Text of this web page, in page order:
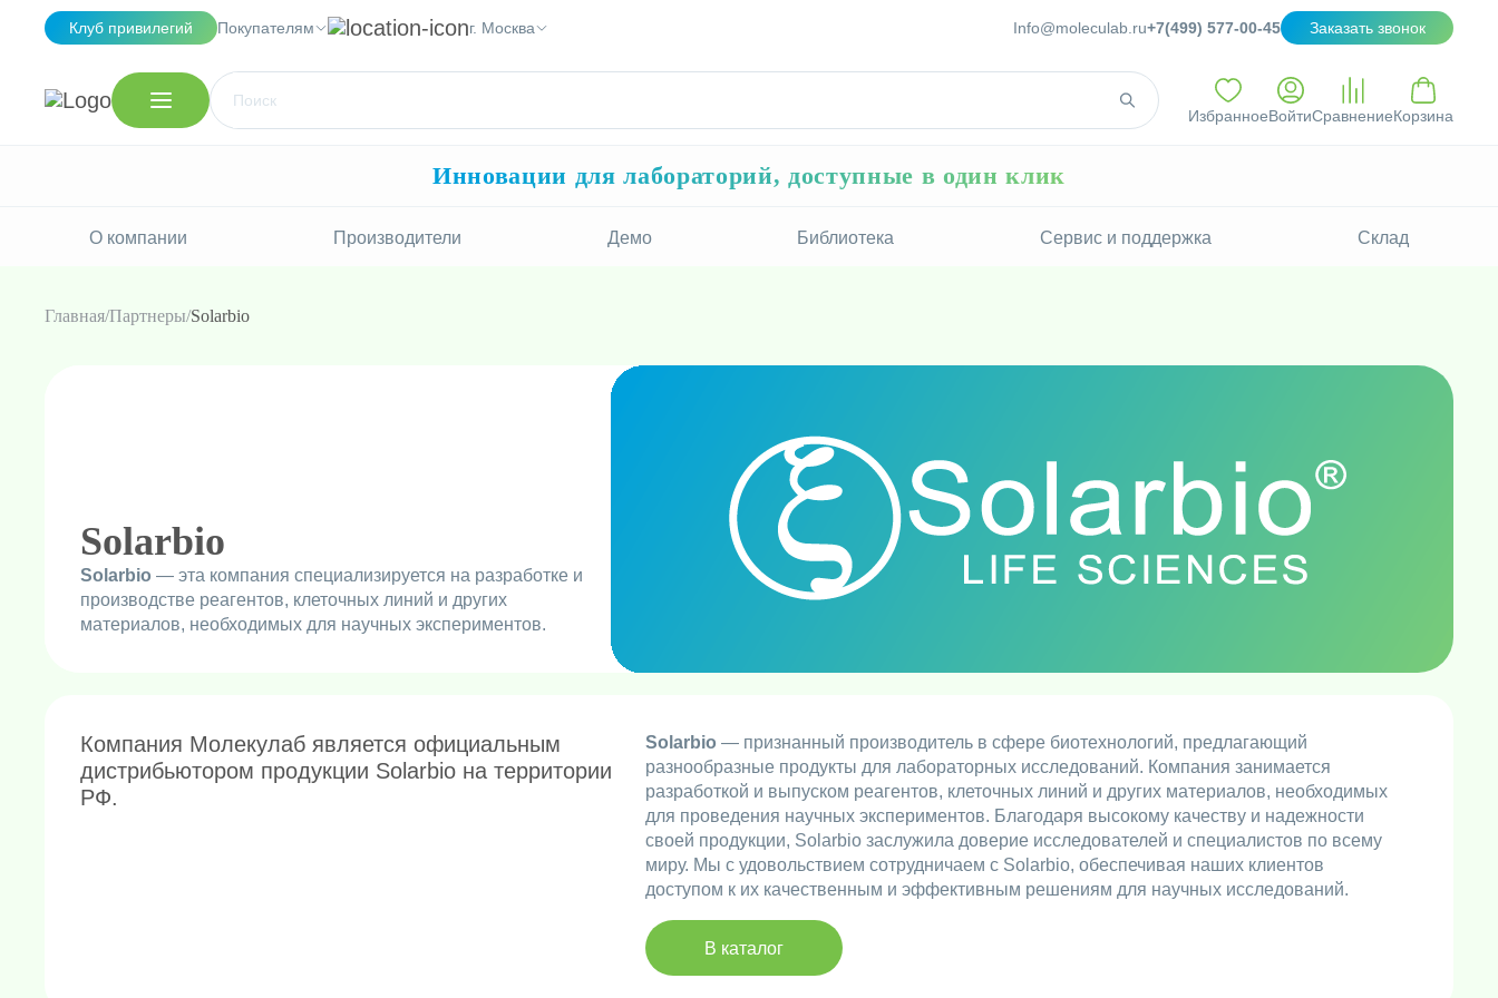
Клуб привилегий Покупателям г. Москва Info@moleculab.ru+7(499) 577-00-45 Заказать звонок
ИзбранноеВойтиСравнениеКорзина
Инновации для лабораторий, доступные в один клик
О компании Производители Демо Библиотека Сервис и поддержка Склад
Главная Партнеры Solarbio
Solarbio
Solarbio — эта компания специализируется на разработке и
производстве реагентов, клеточных линий и других
материалов, необходимых для научных экспериментов.
Компания Молекулаб является официальным
дистрибьютором продукции Solarbio на территории
РФ.
Solarbio — признанный производитель в сфере биотехнологий, предлагающий
разнообразные продукты для лабораторных исследований. Компания занимается
разработкой и выпуском реагентов, клеточных линий и других материалов, необходимых
для проведения научных экспериментов. Благодаря высокому качеству и надежности
своей продукции, Solarbio заслужила доверие исследователей и специалистов по всему
миру. Мы с удовольствием сотрудничаем с Solarbio, обеспечивая наших клиентов
доступом к их качественным и эффективным решениям для научных исследований.
В каталог